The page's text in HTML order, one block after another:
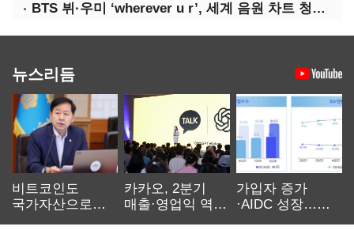
BTS 뷔·우미 ‘wherever u r’, 세계 음원 차트 청신호
뉴스리듬
비트코인도
국가자산으로…'
카카오, 2분기
매출·영업익 역대
가입자 증가
·AIDC 성장…